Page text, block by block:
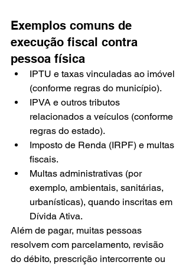
Exemplos comuns de
execução fiscal contra
pessoa física
IPTU e taxas vinculadas ao imóvel
(conforme regras do município).
IPVA e outros tributos
relacionados a veículos (conforme
regras do estado).
Imposto de Renda (IRPF) e multas
fiscais.
Multas administrativas (por
exemplo, ambientais, sanitárias,
urbanísticas), quando inscritas em
Dívida Ativa.
Além de pagar, muitas pessoas
resolvem com parcelamento, revisão
do débito, prescrição intercorrente ou